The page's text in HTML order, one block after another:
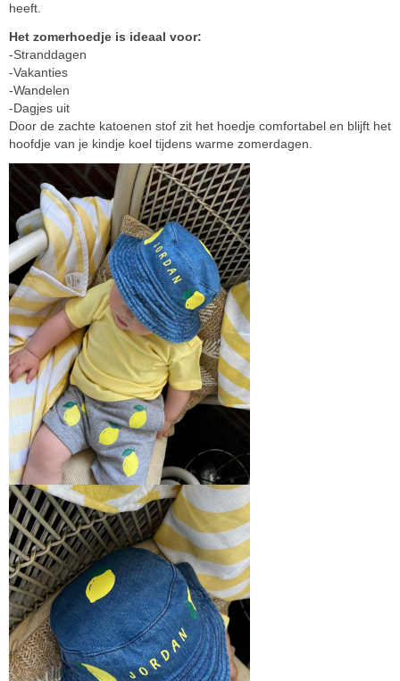
heeft.
Het zomerhoedje is ideaal voor:
-Stranddagen
-Vakanties
-Wandelen
-Dagjes uit
Door de zachte katoenen stof zit het hoedje comfortabel en blijft het
hoofdje van je kindje koel tijdens warme zomerdagen.